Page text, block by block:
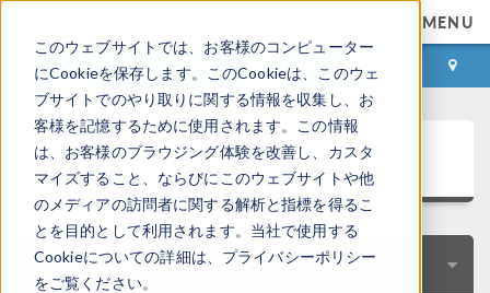
このウェブサイトでは、お客様のコンピューター
にCookieを保存します。このCookieは、このウェ
ブサイトでのやり取りに関する情報を収集し、お
客様を記憶するために使用されます。この情報
は、お客様のブラウジング体験を改善し、カスタ
マイズすること、ならびにこのウェブサイトや他
のメディアの訪問者に関する解析と指標を得るこ
とを目的として利用されます。当社で使用する
Cookieについての詳細は、プライバシーポリシー
をご覧ください。
MENU
ログイン お問い合わせ
ユーザー事例集
クイック検索